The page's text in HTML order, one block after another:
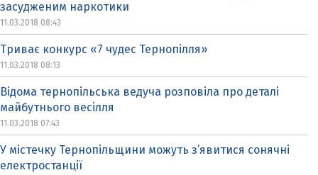
засудженим наркотики
11.03.2018 08:43
Триває конкурс «7 чудес Тернопілля»
11.03.2018 08:13
Відома тернопільська ведуча розповіла про деталі
майбутнього весілля
11.03.2018 07:43
У містечку Тернопільщини можуть з’явитися сонячні
електростанції